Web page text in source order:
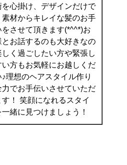
を心掛け、デザインだけで
素材からキレイな髪のお手
をさせて頂きます(*^^*)お
とお話するのも大好きなの
しく過ごしたい方や緊張し
い方もお気軽にお越しくだ
♪理想のヘアスタイル作り
力でお手伝いさせていただ
す！ 笑顔になれるスタイ
一緒に見つけましょう！